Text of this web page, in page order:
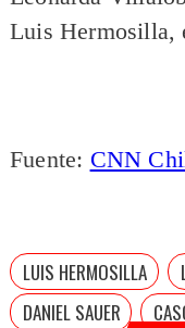
Luis Hermosilla,
Fuente: CNN
LUIS HERMOSILLA
DANIEL SAUER